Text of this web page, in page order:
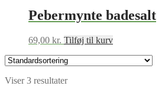
Pebermynte badesalt
69,00 kr. Tilføj til kurv
Viser 3 resultater